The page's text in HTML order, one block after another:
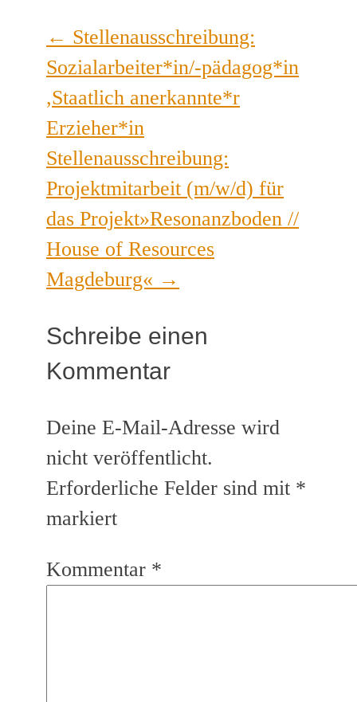
← Stellenausschreibung:
Sozialarbeiter*in/-pädagog*in
,Staatlich anerkannte*r
Erzieher*in
Stellenausschreibung:
Projektmitarbeit (m/w/d) für
das Projekt»Resonanzboden //
House of Resources
Magdeburg« →
Schreibe einen
Kommentar
Deine E-Mail-Adresse wird
nicht veröffentlicht.
Erforderliche Felder sind mit *
markiert
Kommentar *